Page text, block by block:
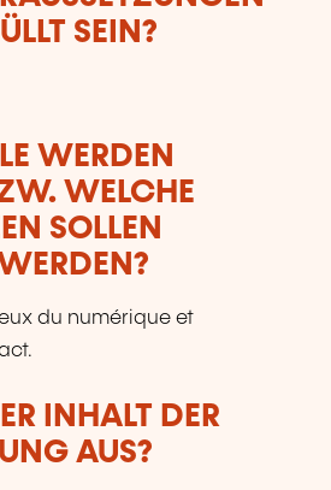
SEIN?
WERDEN
WELCHE
SOLLEN
du numérique et
INHALT DER
AUS?